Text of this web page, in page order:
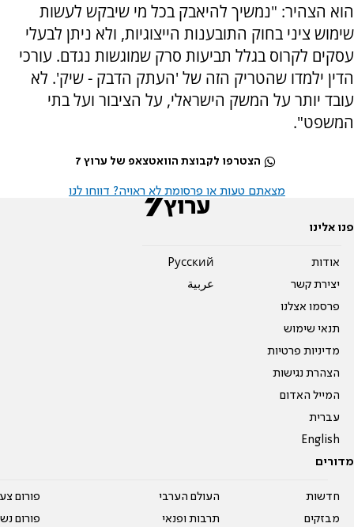
הוא הצהיר: "נמשיך להיאבק בכל מי שיבקש לעשות
שימוש ציני בחוק התובענות הייצוגיות, ולא ניתן לבעלי
עסקים לקרוס בגלל תביעות סרק שמוגשות נגדם. עורכי
הדין ילמדו שהטריק הזה של 'העתק הדבק - שיק'. לא
עובד יותר על המשק הישראלי, על הציבור ועל בתי
המשפט".
הצטרפו לקבוצת הוואטצאפ של ערוץ 7
מצאתם טעות או פרסומת לא ראויה? דווחו לנו
פנו אלינו
אודות
יצירת קשר
פרסמו אצלנו
תנאי שימוש
מדיניות פרטיות
הצהרת נגישות
המייל האדום
עברית
English
Pусский
عربية
מדורים
חדשות
מבזקים
העולם הערבי
תרבות ופנאי
פורום
פורום